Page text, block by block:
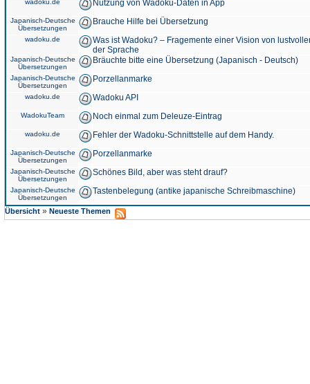
wadoku.de Nutzung von Wadoku-Daten in App
Japanisch-Deutsche
Übersetzungen
Brauche Hilfe bei Übersetzung
wadoku.de
Was ist Wadoku? – Fragemente einer Vision von
der Sprache
Japanisch-Deutsche
Übersetzungen
Bräuchte bitte eine Übersetzung (Japanisch - Deutsch)
Japanisch-Deutsche
Übersetzungen
Porzellanmarke
wadoku.de Wadoku API
WadokuTeam Noch einmal zum Deleuze-Eintrag
wadoku.de Fehler der Wadoku-Schnittstelle auf dem Handy.
Japanisch-Deutsche
Übersetzungen
Porzellanmarke
Japanisch-Deutsche
Übersetzungen
Schönes Bild, aber was steht drauf?
Japanisch-Deutsche
Übersetzungen
Tastenbelegung (antike japanische Schreibmaschine)
Übersicht » Neueste Themen